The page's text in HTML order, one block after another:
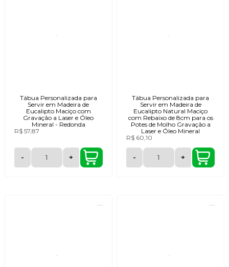
Tábua Personalizada para
Servir em Madeira de
Eucalipto Maciço com
Gravação a Laser e Óleo
Mineral - Redonda
R$ 57,87
- +
Tábua Personalizada para
Servir em Madeira de
Eucalipto Natural Maciço
com Rebaixo de 8cm para os
Potes de Molho Gravação a
Laser e Óleo Mineral
R$ 60,10
- +